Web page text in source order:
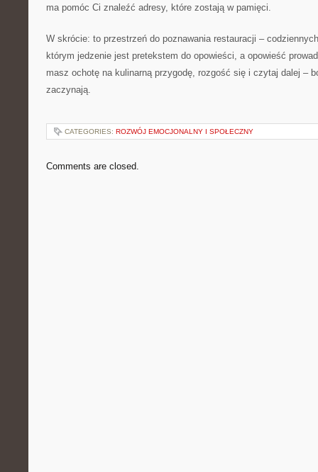
ma pomóc Ci znaleźć adresy, które zostają w pamięci.
W skrócie: to przestrzeń do poznawania restauracji –
którym jedzenie jest pretekstem do opowieści, a opowieść
masz ochotę na kulinarną przygodę, rozgość się i czytaj dalej –
zaczynają.
CATEGORIES: ROZWÓJ EMOCJONALNY I SPOŁECZNY
Comments are closed.